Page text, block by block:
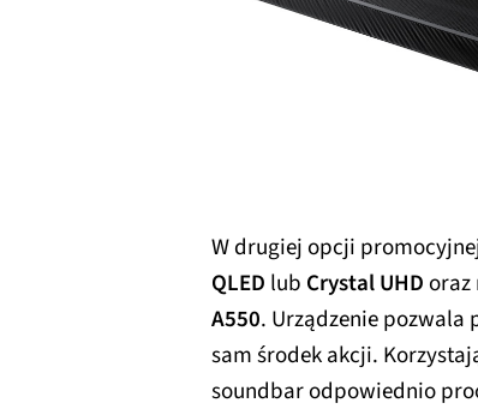
W drugiej opcji
QLED lub Crystal UHDoraz
A550. Urządzenie pozwala
sam środek akcji.
soundbar odpowiednio